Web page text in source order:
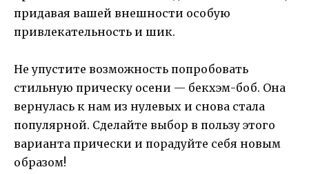
придавая вашей внешности особую
привлекательность и шик.
Не упустите возможность попробовать
стильную прическу осени — бекхэм-боб. Она
вернулась к нам из нулевых и снова стала
популярной. Сделайте выбор в пользу этого
варианта прически и порадуйте себя новым
образом!